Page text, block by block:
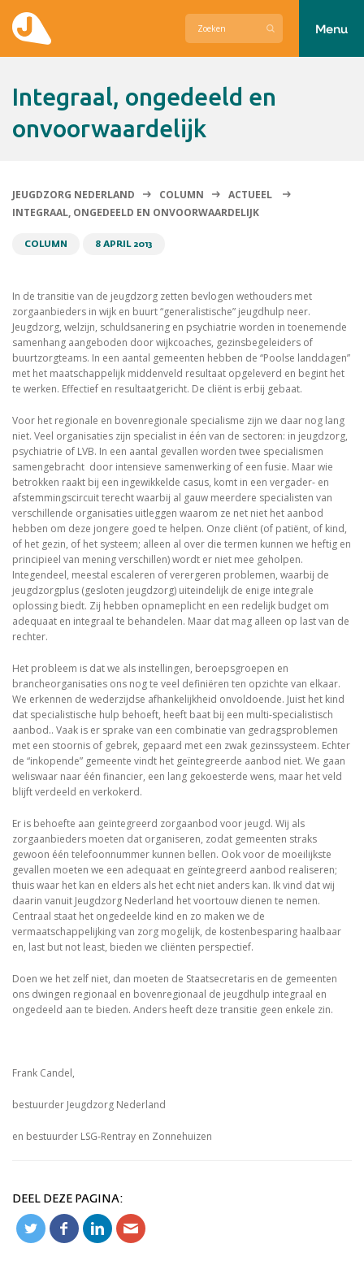
Hier zetten wij ons voor in
Contact
Menu
Integraal, ongedeeld en
onvoorwaardelijk
JEUGDZORG NEDERLAND COLUMN
ACTUEEL
INTEGRAAL, ONGEDEELD EN ONVOORWAARDELIJK
COLUMN 8 APRIL 2013
In de transitie van de jeugdzorg zetten bevlogen wethouders met
zorgaanbieders in wijk en buurt “generalistische” jeugdhulp neer.
Jeugdzorg, welzijn, schuldsanering en psychiatrie worden in toenemende
samenhang aangeboden door wijkcoaches, gezinsbegeleiders of
buurtzorgteams. In een aantal gemeenten hebben de “Poolse landdagen”
met het maatschappelijk middenveld resultaat opgeleverd en begint het
te werken. Effectief en resultaatgericht. De cliënt is erbij gebaat.
Voor het regionale en bovenregionale specialisme zijn we daar nog lang
niet. Veel organisaties zijn specialist in één van de sectoren: in jeugdzorg,
psychiatrie of LVB. In een aantal gevallen worden twee specialismen
samengebracht door intensieve samenwerking of een fusie. Maar wie
betrokken raakt bij een ingewikkelde casus, komt in een vergader- en
afstemmingscircuit terecht waarbij al gauw meerdere specialisten van
verschillende organisaties uitleggen waarom ze net niet het aanbod
hebben om deze jongere goed te helpen. Onze cliënt (of patiënt, of kind,
of het gezin, of het systeem; alleen al over die termen kunnen we heftig en
principieel van mening verschillen) wordt er niet mee geholpen.
Integendeel, meestal escaleren of verergeren problemen, waarbij de
jeugdzorgplus (gesloten jeugdzorg) uiteindelijk de enige integrale
oplossing biedt. Zij hebben opnameplicht en een redelijk budget om
adequaat en integraal te behandelen. Maar dat mag alleen op last van de
rechter.
Het probleem is dat we als instellingen, beroepsgroepen en
brancheorganisaties ons nog te veel definiëren ten opzichte van elkaar.
We erkennen de wederzijdse afhankelijkheid onvoldoende. Juist het kind
dat specialistische hulp behoeft, heeft baat bij een multi-specialistisch
aanbod.. Vaak is er sprake van een combinatie van gedragsproblemen
met een stoornis of gebrek, gepaard met een zwak gezinssysteem. Echter
de “inkopende” gemeente vindt het geïntegreerde aanbod niet. We gaan
weliswaar naar één financier, een lang gekoesterde wens, maar het veld
blijft verdeeld en verkokerd.
Er is behoefte aan geïntegreerd zorgaanbod voor jeugd. Wij als
zorgaanbieders moeten dat organiseren, zodat gemeenten straks
gewoon één telefoonnummer kunnen bellen. Ook voor de moeilijkste
gevallen moeten we een adequaat en geïntegreerd aanbod realiseren;
thuis waar het kan en elders als het echt niet anders kan. Ik vind dat wij
daarin vanuit Jeugdzorg Nederland het voortouw dienen te nemen.
Centraal staat het ongedeelde kind en zo maken we de
vermaatschappelijking van zorg mogelijk, de kostenbesparing haalbaar
en, last but not least, bieden we cliënten perspectief.
Doen we het zelf niet, dan moeten de Staatsecretaris en de gemeenten
ons dwingen regionaal en bovenregionaal de jeugdhulp integraal en
ongedeeld aan te bieden. Anders heeft deze transitie geen enkele zin.
Frank Candel,
bestuurder Jeugdzorg Nederland
en bestuurder LSG-Rentray en Zonnehuizen
DEEL DEZE PAGINA: